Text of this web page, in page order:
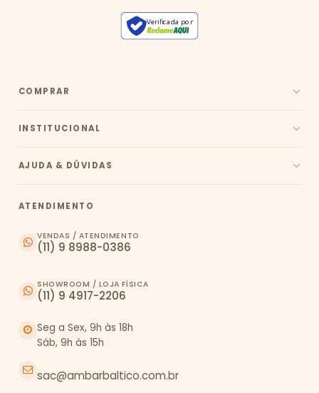
Verificada por
COMPRAR
INSTITUCIONAL
AJUDA & DÚVIDAS
ATENDIMENTO
VENDAS / ATENDIMENTO
(11) 9 8988-0386
SHOWROOM / LOJA FÍSICA
(11) 9 4917-2206
Seg a Sex, 9h às 18h
Sáb, 9h às 15h
sac@ambarbaltico.com.br